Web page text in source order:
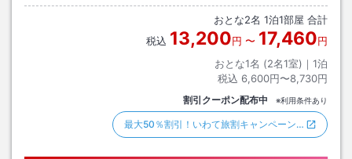
側。
おとな2名 1泊1部屋 合計
税込 13,200円 〜 17,460円
おとな1名 (2名1室)｜ 1泊
税込 6,600円〜8,730円
割引クーポン配布中 ※利用条件あり
最大50％割引！いわて旅割キャンペーン…